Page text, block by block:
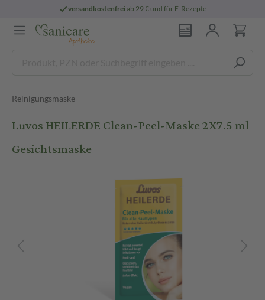
versandkostenfreiab 29 € und für E-Rezepte
Reinigungsmaske
Luvos HEILERDE Clean-Peel-Maske 2X7.5 ml
Gesichtsmaske